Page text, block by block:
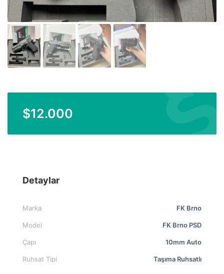
$12.000
Detaylar
Marka FK Brno
Model FK Brno PSD
Çapı 10mm Auto
Ruhsat Tipi Taşıma Ruhsatlı